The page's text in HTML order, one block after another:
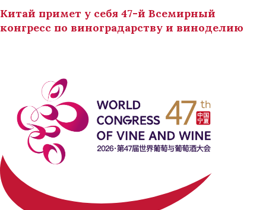
Китай примет у себя 47-й Всемирный
конгресс по виноградарству и виноделию